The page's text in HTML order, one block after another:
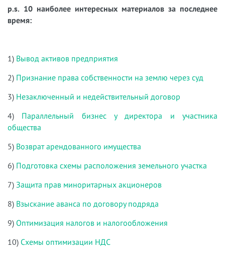
p.s. 10 наиболее интересных материалов за последнее
время:
1) Вывод активов предприятия
2) Признание права собственности на землю через суд
3) Незаключенный и недействительный договор
4) Параллельный бизнес у директора и участника
общества
5) Возврат арендованного имущества
6) Подготовка схемы расположения земельного участка
7) Защита прав миноритарных акционеров
8) Взыскание аванса по договору подряда
9) Оптимизация налогов и налогообложения
10) Схемы оптимизации НДС